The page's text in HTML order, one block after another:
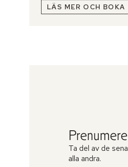
LÄS MER OCH BOKA
Ta del av de
alla andra.